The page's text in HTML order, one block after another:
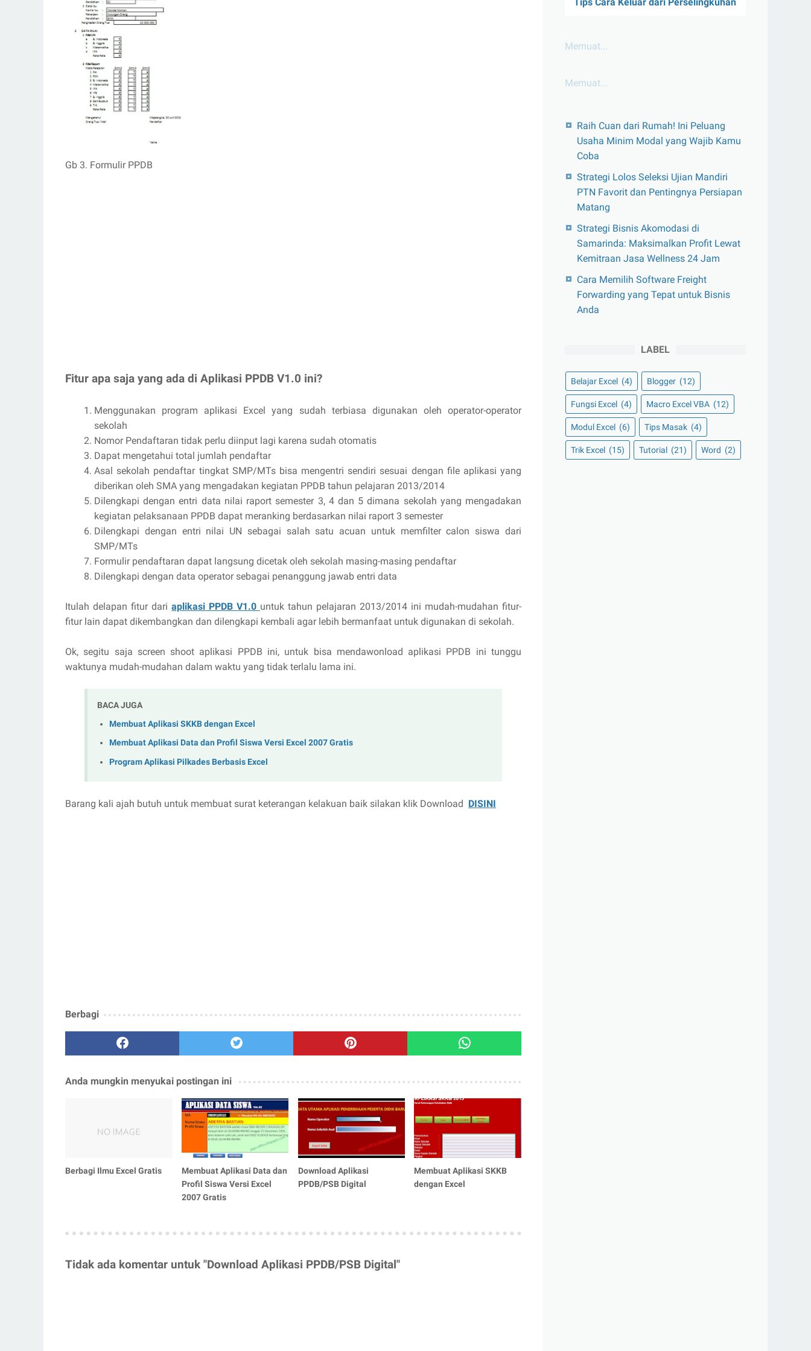
Gb 3. Formulir PPDB
Fitur apa saja yang ada di Aplikasi PPDB V1.0 ini?
Menggunakan program aplikasi Excel yang sudah terbiasa digunakan oleh operator-operator
sekolah
Nomor Pendaftaran tidak perlu diinput lagi karena sudah otomatis
Dapat mengetahui total jumlah pendaftar
Asal sekolah pendaftar tingkat SMP/MTs bisa mengentri sendiri sesuai dengan file aplikasi yang
diberikan oleh SMA yang mengadakan kegiatan PPDB tahun pelajaran 2013/2014
Dilengkapi dengan entri data nilai raport semester 3, 4 dan 5 dimana sekolah yang mengadakan
kegiatan pelaksanaan PPDB dapat meranking berdasarkan nilai raport 3 semester
Dilengkapi dengan entri nilai UN sebagai salah satu acuan untuk memfilter calon siswa dari
SMP/MTs
Formulir pendaftaran dapat langsung dicetak oleh sekolah masing-masing pendaftar
Dilengkapi dengan data operator sebagai penanggung jawab entri data
Itulah delapan fitur dari aplikasi PPDB V1.0 untuk tahun pelajaran 2013/2014 ini mudah-mudahan fitur-
fitur lain dapat dikembangkan dan dilengkapi kembali agar lebih bermanfaat untuk digunakan di sekolah.
Ok, segitu saja screen shoot aplikasi PPDB ini, untuk bisa mendawonload aplikasi PPDB ini tunggu
waktunya mudah-mudahan dalam waktu yang tidak terlalu lama ini.
BACA JUGA
Membuat Aplikasi SKKB dengan Excel
Membuat Aplikasi Data dan Profil Siswa Versi Excel 2007 Gratis
Program Aplikasi Pilkades Berbasis Excel
Barang kali ajah butuh untuk membuat surat keterangan kelakuan baik silakan klik Download DISINI
Berbagi
Anda mungkin menyukai postingan ini
Berbagi Ilmu Excel Gratis
Membuat Aplikasi Data dan
Profil Siswa Versi Excel
2007 Gratis
Download Aplikasi
PPDB/PSB Digital
Membuat Aplikasi SKKB
dengan Excel
Tidak ada komentar untuk "Download Aplikasi PPDB/PSB Digital"
Memuat...
Memuat...
Raih Cuan dari Rumah! Ini Peluang
Usaha Minim Modal yang Wajib Kamu
Coba
Strategi Lolos Seleksi Ujian Mandiri
PTN Favorit dan Pentingnya Persiapan
Matang
Strategi Bisnis Akomodasi di
Samarinda: Maksimalkan Profit Lewat
Kemitraan Jasa Wellness 24 Jam
Cara Memilih Software Freight
Forwarding yang Tepat untuk Bisnis
Anda
LABEL
Belajar Excel (4) Blogger (12)
Fungsi Excel (4) Macro Excel VBA (12)
Modul Excel (6) Tips Masak (4)
Trik Excel (15) Tutorial (21) Word (2)